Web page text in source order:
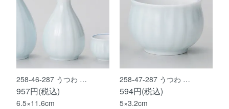
258-46-287 うつわ …
957円(税込)
6.5×11.6cm
258-47-287 うつわ …
594円(税込)
5×3.2cm